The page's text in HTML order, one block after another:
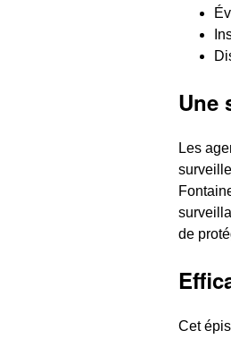
Une
Les
de
Cet